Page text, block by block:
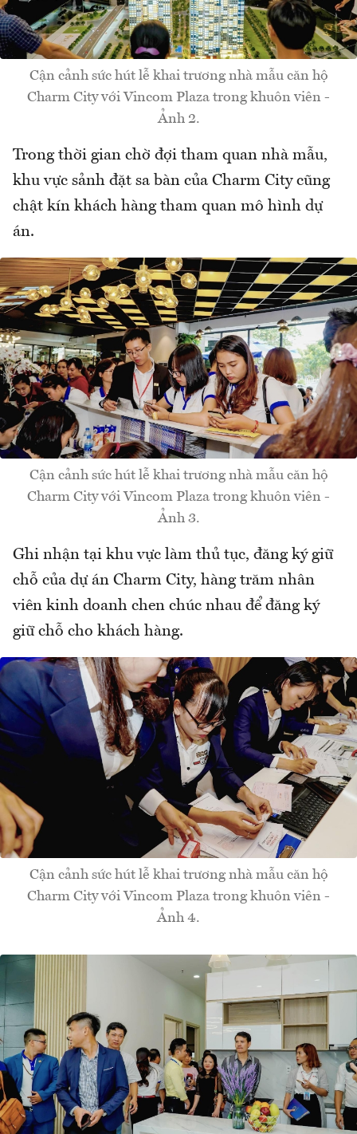
Cận cảnh sức hút lễ khai trương nhà mẫu căn hộ
Charm City với Vincom Plaza trong khuôn viên -
Ảnh 2.
Trong thời gian chờ đợi tham quan nhà mẫu,
khu vực sảnh đặt sa bàn của Charm City cũng
chật kín khách hàng tham quan mô hình dự
án.
Cận cảnh sức hút lễ khai trương nhà mẫu căn hộ
Charm City với Vincom Plaza trong khuôn viên -
Ảnh 3.
Ghi nhận tại khu vực làm thủ tục, đăng ký giữ
chỗ của dự án Charm City, hàng trăm nhân
viên kinh doanh chen chúc nhau để đăng ký
giữ chỗ cho khách hàng.
Cận cảnh sức hút lễ khai trương nhà mẫu căn hộ
Charm City với Vincom Plaza trong khuôn viên -
Ảnh 4.